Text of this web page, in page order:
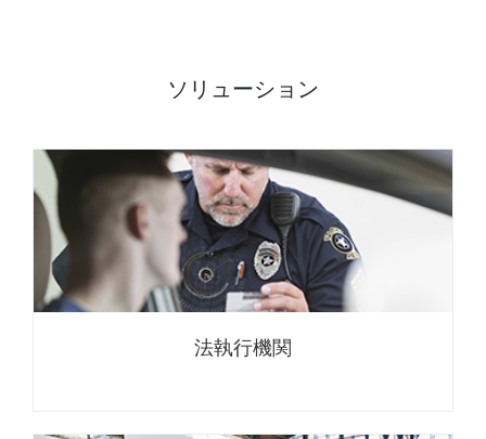
ソリューション
法執行機関